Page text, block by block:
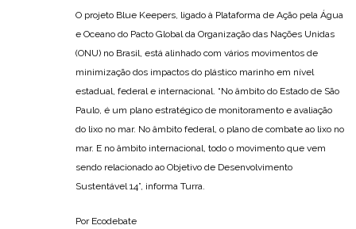
O projeto Blue Keepers, ligado à Plataforma de Ação pela Água
e Oceano do Pacto Global da Organização das Nações Unidas
(ONU) no Brasil, está alinhado com vários movimentos de
minimização dos impactos do plástico marinho em nível
estadual, federal e internacional. “No âmbito do Estado de São
Paulo, é um plano estratégico de monitoramento e avaliação
do lixo no mar. No âmbito federal, o plano de combate ao lixo no
mar. E no âmbito internacional, todo o movimento que vem
sendo relacionado ao Objetivo de Desenvolvimento
Sustentável 14”, informa Turra.
Por Ecodebate